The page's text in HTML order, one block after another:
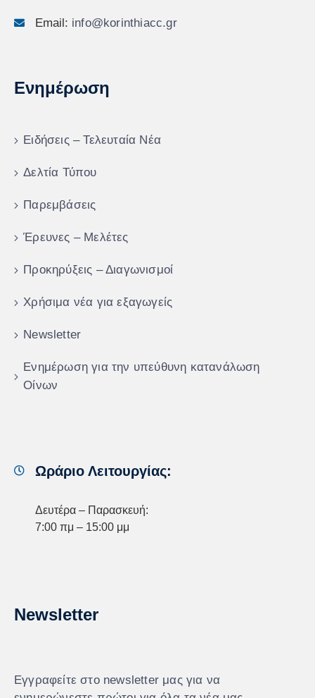
Email: info@korinthiacc.gr
Ενημέρωση
Ειδήσεις – Τελευταία Νέα
Δελτία Τύπου
Παρεμβάσεις
Έρευνες – Μελέτες
Προκηρύξεις – Διαγωνισμοί
Χρήσιμα νέα για εξαγωγείς
Newsletter
Ενημέρωση για την υπεύθυνη κατανάλωση
Οίνων
Ωράριο Λειτουργίας:
Δευτέρα – Παρασκευή:
7:00 πμ – 15:00 μμ
Newsletter
Εγγραφείτε στο newsletter μας για να